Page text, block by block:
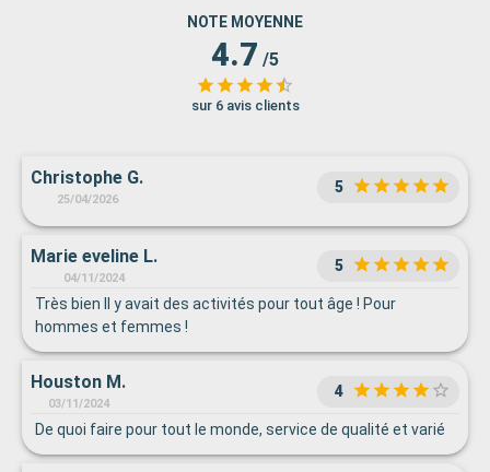
NOTE MOYENNE
4.7 /5
sur 6 avis clients
Christophe G.
25/04/2026
5
Marie eveline L.
04/11/2024
5
Très bien Il y avait des activités pour tout âge ! Pour
hommes et femmes !
Houston M.
03/11/2024
4
De quoi faire pour tout le monde, service de qualité et varié